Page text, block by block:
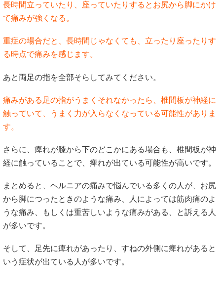
長時間立っていたり、座っていたりするとお尻から脚にかけ
て痛みが強くなる。
重症の場合だと、長時間じゃなくても、立ったり座ったりす
る時点で痛みを感じます。
あと両足の指を全部そらしてみてください。
痛みがある足の指がうまくそれなかったら、椎間板が神経に
触っていて、うまく力が入らなくなっている可能性がありま
す。
さらに、痺れが膝から下のどこかにある場合も、椎間板が神
経に触っていることで、痺れが出ている可能性が高いです。
まとめると、ヘルニアの痛みで悩んでいる多くの人が、お尻
から脚につったときのような痛み、人によっては筋肉痛のよ
うな痛み、もしくは重苦しいような痛みがある、と訴える人
が多いです。
そして、足先に痺れがあったり、すねの外側に痺れがあると
いう症状が出ている人が多いです。